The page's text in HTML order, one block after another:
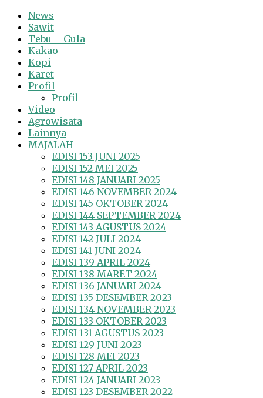
News
Sawit
Tebu – Gula
Kakao
Kopi
Karet
Profil
Profil
Video
Agrowisata
Lainnya
MAJALAH
EDISI 153 JUNI 2025
EDISI 152 MEI 2025
EDISI 148 JANUARI 2025
EDISI 146 NOVEMBER 2024
EDISI 145 OKTOBER 2024
EDISI 144 SEPTEMBER 2024
EDISI 143 AGUSTUS 2024
EDISI 142 JULI 2024
EDISI 141 JUNI 2024
EDISI 139 APRIL 2024
EDISI 138 MARET 2024
EDISI 136 JANUARI 2024
EDISI 135 DESEMBER 2023
EDISI 134 NOVEMBER 2023
EDISI 133 OKTOBER 2023
EDISI 131 AGUSTUS 2023
EDISI 129 JUNI 2023
EDISI 128 MEI 2023
EDISI 127 APRIL 2023
EDISI 124 JANUARI 2023
EDISI 123 DESEMBER 2022